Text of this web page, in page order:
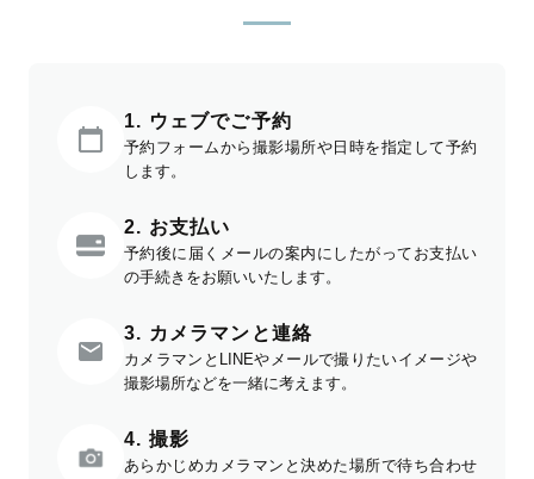
1. ウェブでご予約
予約フォームから撮影場所や日時を指定して予約
します。
2. お支払い
予約後に届くメールの案内にしたがってお支払い
の手続きをお願いいたします。
3. カメラマンと連絡
カメラマンとLINEやメールで撮りたいイメージや
撮影場所などを一緒に考えます。
4. 撮影
あらかじめカメラマンと決めた場所で待ち合わせ